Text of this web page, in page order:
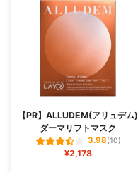
【PR】ALLUDEM(アリュデム)
ダーマリフトマスク
3.98(10)
¥2,178